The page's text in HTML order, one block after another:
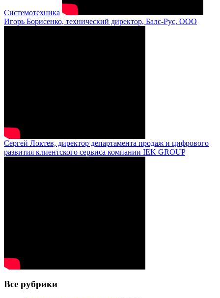
Системотехника
Игорь Борисенко, технический директор, Балс-Рус, ООО
Сергей Локтев, директор департамента продаж и цифрового
развития клиентского сервиса компании IEK GROUP
Все рубрики